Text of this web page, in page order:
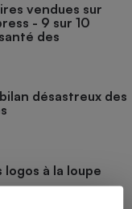
vendues sur
- 9 sur 10
des
désastreux des
logos à la loupe